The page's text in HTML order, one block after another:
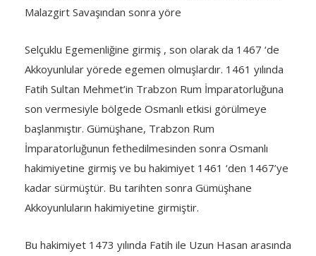
Malazgirt Savaşından sonra yöre
Selçuklu Egemenliğine girmiş , son olarak da 1467 ‘de
Akkoyunlular yörede egemen olmuşlardır. 1461 yılında
Fatih Sultan Mehmet’in Trabzon Rum İmparatorluğuna
son vermesiyle bölgede Osmanlı etkisi görülmeye
başlanmıştır. Gümüşhane, Trabzon Rum
İmparatorluğunun fethedilmesinden sonra Osmanlı
hakimiyetine girmiş ve bu hakimiyet 1461 ‘den 1467’ye
kadar sürmüştür. Bu tarihten sonra Gümüşhane
Akkoyunluların hakimiyetine girmiştir.
Bu hakimiyet 1473 yılında Fatih ile Uzun Hasan arasında